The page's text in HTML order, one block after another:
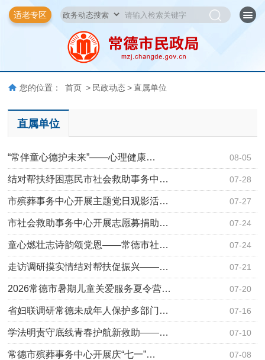
适老专区
您的位置： 首页 > 民政动态 > 直属单位
直属单位
08-05
“常伴童心德护未来”——心理健康…
07-28
结对帮扶纾困惠民市社会救助事务中…
07-27
市殡葬事务中心开展主题党日观影活…
07-24
市社会救助事务中心开展志愿募捐助…
07-24
童心燃壮志诗韵颂党恩——常德市社…
07-21
走访调研摸实情结对帮扶促振兴——…
07-20
2026常德市暑期儿童关爱服务夏令营…
07-16
省妇联调研常德未成年人保护多部门…
07-10
学法明责守底线青春护航新救助——…
07-08
常德市殡葬事务中心开展庆“七一”…